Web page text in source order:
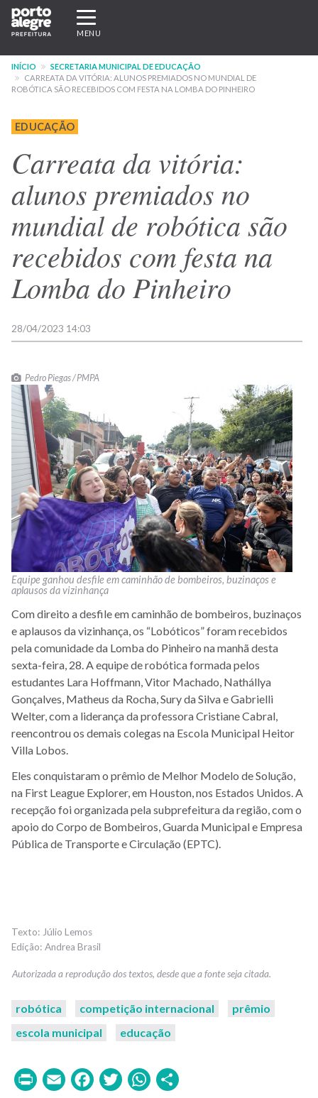
Pular
para
conteúdo
principal
Expandir/recolher
navegação
MENU
INÍCIO
SECRETARIA MUNICIPAL DE EDUCAÇÃO
CARREATA DA VITÓRIA: ALUNOS PREMIADOS NO MUNDIAL DE
ROBÓTICA SÃO RECEBIDOS COM FESTA NA LOMBA DO PINHEIRO
EDUCAÇÃO
Carreata da vitória:
alunos premiados no
mundial de robótica são
recebidos com festa na
Lomba do Pinheiro
28/04/2023 14:03
Pedro Piegas / PMPA
Equipe ganhou desfile em caminhão de bombeiros, buzinaços e
aplausos da vizinhança
Com direito a desfile em caminhão de bombeiros, buzinaços
e aplausos da vizinhança, os “Lobóticos” foram recebidos
pela comunidade da Lomba do Pinheiro na manhã desta
sexta-feira, 28. A equipe de robótica formada pelos
estudantes Lara Hoffmann, Vitor Machado, Nathállya
Gonçalves, Matheus da Rocha, Sury da Silva e Gabrielli
Welter, com a liderança da professora Cristiane Cabral,
reencontrou os demais colegas na Escola Municipal Heitor
Villa Lobos.
Eles conquistaram o prêmio de Melhor Modelo de Solução,
na First League Explorer, em Houston, nos Estados Unidos. A
recepção foi organizada pela subprefeitura da região, com o
apoio do Corpo de Bombeiros, Guarda Municipal e Empresa
Pública de Transporte e Circulação (EPTC).
Júlio Lemos
Andrea Brasil
robótica competição internacional
prêmio
escola municipal
educação
PrintEmailFacebook
TwitterWhatsApp